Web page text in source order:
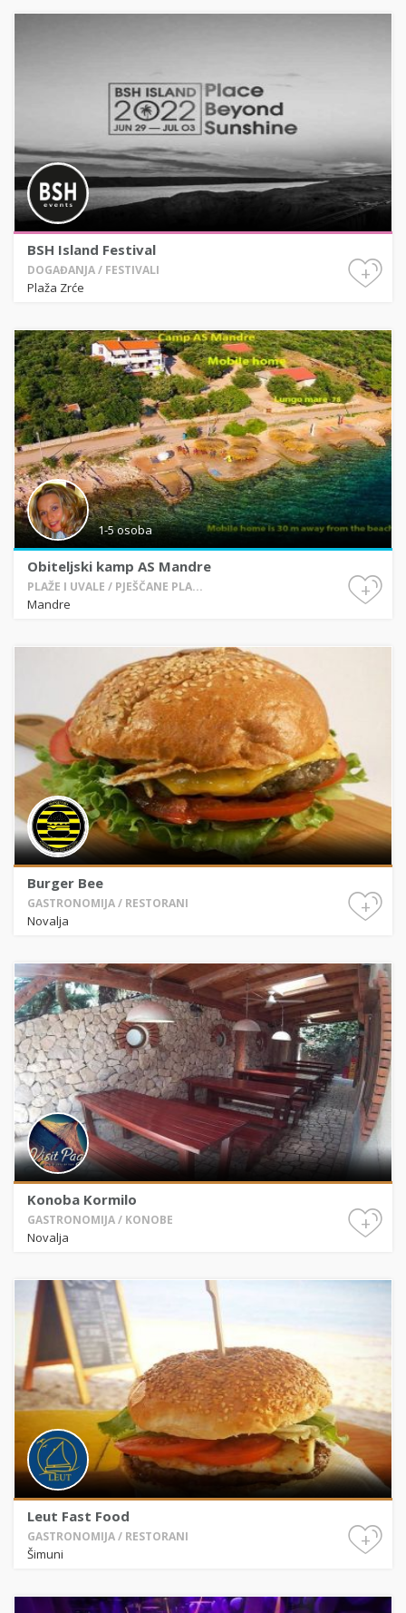
BSH Island Festival
DOGAĐANJA / FESTIVALI
Plaža Zrće
+
1-5 osoba
Obiteljski kamp AS Mandre
PLAŽE I UVALE / PJEŠČANE PLA...
Mandre
+
Burger Bee
GASTRONOMIJA / RESTORANI
Novalja
+
Konoba Kormilo
GASTRONOMIJA / KONOBE
Novalja
+
Leut Fast Food
GASTRONOMIJA / RESTORANI
Šimuni
+